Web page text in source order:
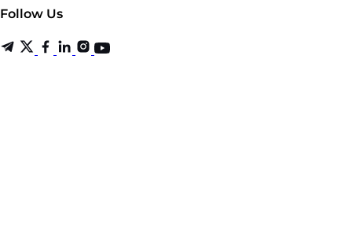
Follow Us